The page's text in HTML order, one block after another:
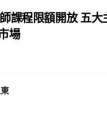
課程限額開放 五大
場